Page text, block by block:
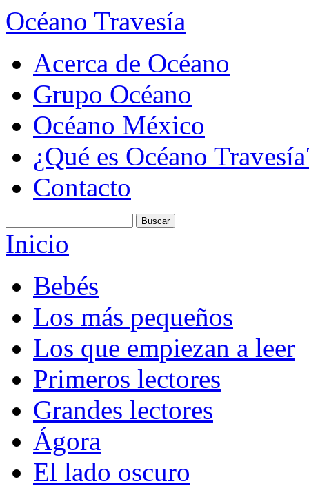
Océano Travesía
Acerca de Océano
Grupo Océano
Océano México
¿Qué es Océano
Contacto
Inicio
Bebés
Los más pequeños
Los que empiezan a leer
Primeros lectores
Grandes lectores
Ágora
El lado oscuro